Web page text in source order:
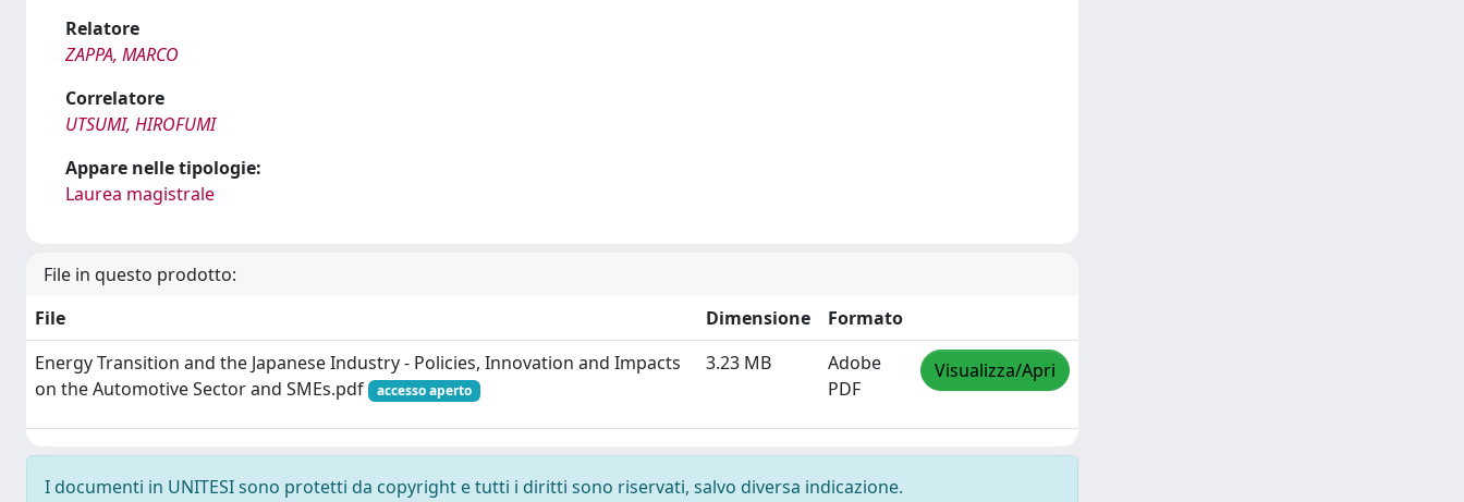
Relatore
ZAPPA, MARCO
Correlatore
UTSUMI, HIROFUMI
Appare nelle tipologie:
Laurea magistrale
File in questo prodotto:
File
Dimensione
Formato
Energy Transition and the Japanese Industry - Policies, Innovation and Impacts
on the Automotive Sector and SMEs.pdf
accesso aperto
3.23 MB
Adobe
PDF
Visualizza/Apri
I documenti in UNITESI sono protetti da copyright e tutti i diritti sono riservati, salvo diversa indicazione.